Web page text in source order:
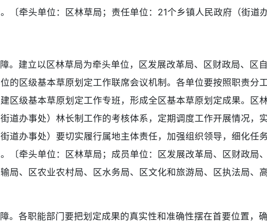
〔牵头单位：区林草局；责任单位：21个乡镇人民政府（街道办
障。建立以区林草局为牵头单位，区发展改革局、区财政局、
的区级基本草原划定工作联席会议机制。各单位要按照职责分
区级基本草原划定工作专班，形成全区基本草原划定成果。区
道办事处）林长制工作的考核体系，定期调度工作开展情况，
道办事处）要切实履行属地主体责任，加强组织领导，细化任
〔牵头单位：区林草局；成员单位：区发展改革局、区财政局
局、区农业农村局、区水务局、区文化和旅游局、区执法局、
障。各职能部门要把划定成果的真实性和准确性摆在首要位置